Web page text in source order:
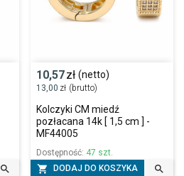

10,57zł (netto)
13,00 zł (brutto)
Kolczyki CM miedź
pozłacana 14k [ 1,5 cm ] -
MF44005
Dostępność: 47 szt.
 DODAJ DO KOSZYKA 